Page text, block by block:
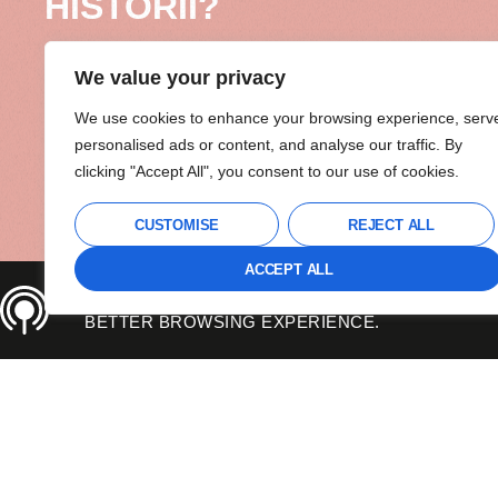
We value your privacy
We use cookies to enhance your browsing experience,
personalised ads or content, and analyse our traffic. By
clicking "Accept All", you consent to our use of cookies.
CUSTOMISE REJECT ALL
ACCEPT ALL
Mój cotygodniowy NEWSLETTER
słynie z mega inspirujących treści, na które
będziesz wyczekiwać cały tydzień.
Dzielę się w nim historiami, których nie
nigdzie indziej.
Zostaw mi swojego maila, a pierwszą
dostaniesz za chwilę!
na wysyłkę newslettera, w tym bezpłatnych materiałów, informacji
i produktach przez Agatę Strzyżewską zgodnie zRegulaminem
THIS SITE USES COOKIES TO OFFER YOU A
BETTER BROWSING EXPERIENCE.